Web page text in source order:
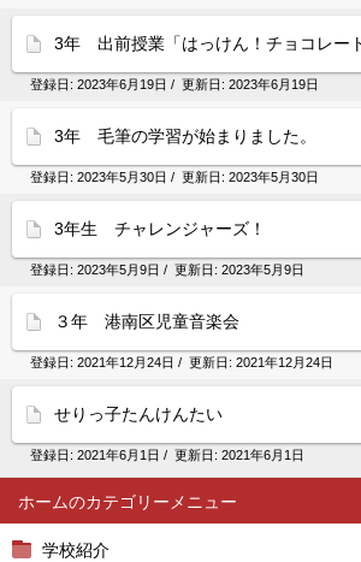
ホーム
学校紹介
3年 出前授業「はっけん！チョコレー
登録日: 2023年6月19日 / 更新日: 2023年6月19日
3年 毛筆の学習が始まりました。
登録日: 2023年5月30日 / 更新日: 2023年5月30日
3年生 チャレンジャーズ！
登録日: 2023年5月9日 / 更新日: 2023年5月9日
３年 港南区児童音楽会
登録日: 2021年12月24日 / 更新日: 2021年12月24日
せりっ子たんけんたい
登録日: 2021年6月1日 / 更新日: 2021年6月1日